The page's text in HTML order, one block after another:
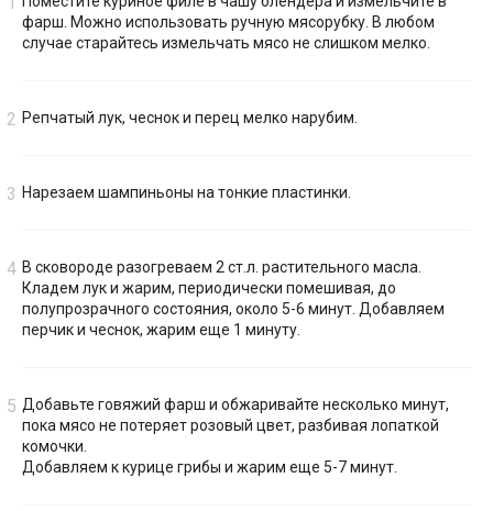
фарш. Можно использовать ручную мясорубку. В любом
случае старайтесь измельчать мясо не слишком мелко.
Репчатый лук, чеснок и перец мелко нарубим.
Нарезаем шампиньоны на тонкие пластинки.
В сковороде разогреваем 2 ст.л. растительного масла.
Кладем лук и жарим, периодически помешивая, до
полупрозрачного состояния, около 5-6 минут. Добавляем
перчик и чеснок, жарим еще 1 минуту.
Добавьте говяжий фарш и обжаривайте несколько минут,
пока мясо не потеряет розовый цвет, разбивая лопаткой
комочки.
Добавляем к курице грибы и жарим еще 5-7 минут.